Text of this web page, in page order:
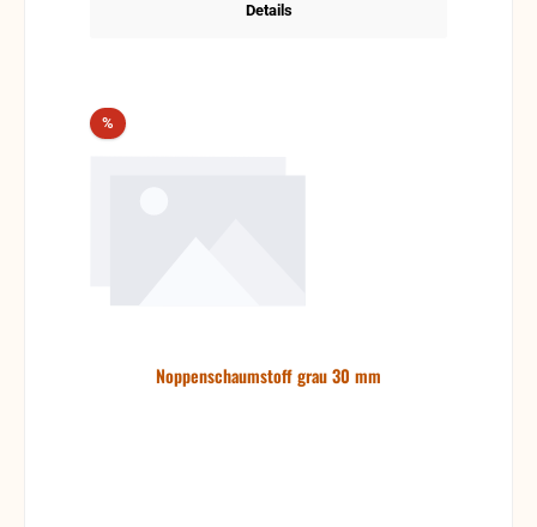
Details
%Rabatt
Noppenschaumstoff grau 30 mm